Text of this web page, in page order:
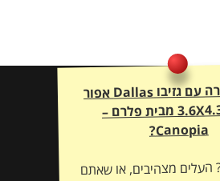
צריכים עזרה עם גזיבו Dallas אפור
אטום 3.6X4.3 מבית פלרם –
Canopia?
מצהיבים, או שאתם
דשן וייעוץ אישי לשיקום